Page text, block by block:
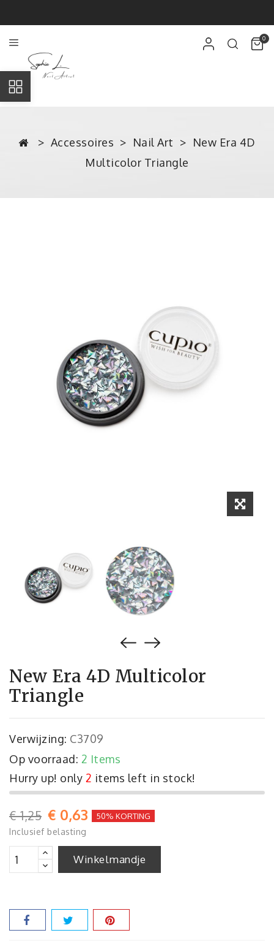
0
Accessoires Nail Art
New Era 4D
Multicolor Triangle
New Era 4D Multicolor
Triangle
Verwijzing: C3709
Op voorraad: 2 Items
Hurry up! only 2 items left in stock!
€ 1,25 € 0,63 50% KORTING
Inclusief belasting
Winkelmandje